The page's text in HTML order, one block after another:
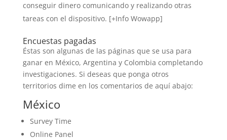
conseguir dinero comunicando y realizando otras
tareas con el dispositivo. [+Info Wowapp]
Encuestas pagadas
Éstas son algunas de las páginas que se usa para
ganar en México, Argentina y Colombia completando
investigaciones. Si deseas que ponga otros
territorios dime en los comentarios de aquí abajo:
México
Survey Time
Online Panel